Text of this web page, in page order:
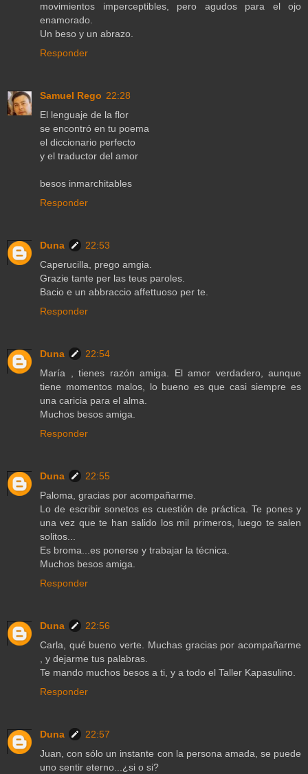
movimientos imperceptibles, pero agudos para el ojo
enamorado.
Un beso y un abrazo.
Responder
Samuel Rego 22:28
El lenguaje de la flor
se encontró en tu poema
el diccionario perfecto
y el traductor del amor
besos inmarchitables
Responder
Duna
22:53
Caperucilla, prego amgia.
Grazie tante per las teus paroles.
Bacio e un abbraccio affettuoso per te.
Responder
Duna
22:54
María , tienes razón amiga. El amor verdadero, aunque
tiene momentos malos, lo bueno es que casi siempre es
una caricia para el alma.
Muchos besos amiga.
Responder
Duna
22:55
Paloma, gracias por acompañarme.
Lo de escribir sonetos es cuestión de práctica. Te pones y
una vez que te han salido los mil primeros, luego te salen
solitos...
Es broma...es ponerse y trabajar la técnica.
Muchos besos amiga.
Responder
Duna
22:56
Carla, qué bueno verte. Muchas gracias por acompañarme
, y dejarme tus palabras.
Te mando muchos besos a ti, y a todo el Taller Kapasulino.
Responder
Duna
22:57
Juan, con sólo un instante con la persona amada, se puede
uno sentir eterno...¿si o si?